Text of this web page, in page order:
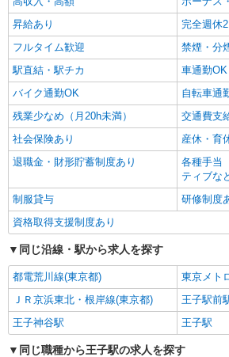
昇給あり
完全週休2
フルタイム歓迎
禁煙・分
駅直結・駅チカ
車通勤OK
バイク通勤OK
自転車通
残業少なめ（月20h未満）
交通費支
社会保険あり
産休・育
退職金・財形貯蓄制度あり
各種手当
ティブな
制服貸与
研修制度
資格取得支援制度あり
同じ沿線・駅から求人を探す
都電荒川線(東京都)
東京メト
ＪＲ京浜東北・根岸線(東京都)
王子駅前
王子神谷駅
王子駅
同じ職種から王子駅の求人を探す